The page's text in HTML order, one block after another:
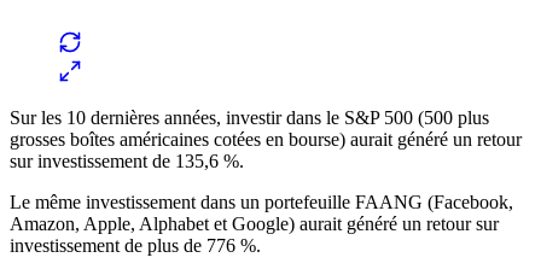
Sur les 10 dernières années, investir dans le S&P 500 (500 plus
grosses boîtes américaines cotées en bourse) aurait généré un retour
sur investissement de 135,6 %.
Le même investissement dans un portefeuille FAANG (Facebook,
Amazon, Apple, Alphabet et Google) aurait généré un retour sur
investissement de plus de 776 %.